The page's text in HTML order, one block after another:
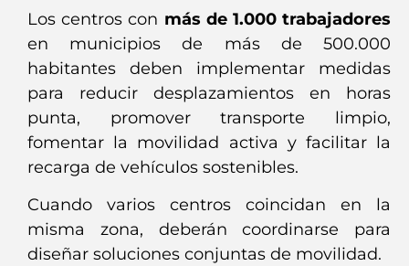
Los centros con más de 1.000 trabajadores
en municipios de más de 500.000
habitantes deben implementar medidas
para reducir desplazamientos en horas
punta, promover transporte limpio,
fomentar la movilidad activa y facilitar la
recarga de vehículos sostenibles.
Cuando varios centros coincidan en la
misma zona, deberán coordinarse para
diseñar soluciones conjuntas de movilidad.